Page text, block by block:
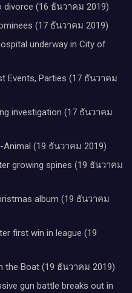
divorce (16 ธันวาคม 2019)
(17 ธันวาคม 2019)
underway in City of
Events, Parties (17 ธันวาคม
investigation (17 ธันวาคม
Animal (19 ธันวาคม 2019)
growing spines (19 ธันวาคม
album (19 ธันวาคม
first win in league (19
the Boat (19 ธันวาคม 2019)
gun battle breaks out in